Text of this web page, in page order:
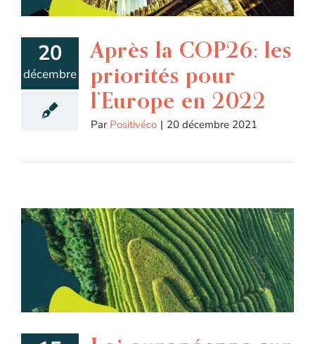
20
décembre
Après la COP26: les
priorités pour
l’Europe en 2022
Par Positivéco | 20 décembre 2021